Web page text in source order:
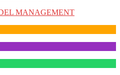
MANAGEMENT